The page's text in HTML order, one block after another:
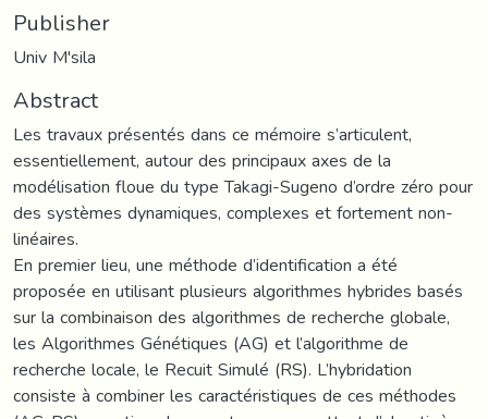
Publisher
Univ M'sila
Abstract
Les travaux présentés dans ce mémoire s’articulent,
essentiellement, autour des principaux axes de la
modélisation floue du type Takagi-Sugeno d’ordre zéro pour
des systèmes dynamiques, complexes et fortement non-
linéaires.
En premier lieu, une méthode d’identification a été
proposée en utilisant plusieurs algorithmes hybrides basés
sur la combinaison des algorithmes de recherche globale,
les Algorithmes Génétiques (AG) et l’algorithme de
recherche locale, le Recuit Simulé (RS). L’hybridation
consiste à combiner les caractéristiques de ces méthodes